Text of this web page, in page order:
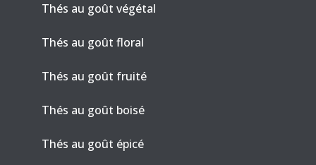
Thés au goût végétal
Thés au goût floral
Thés au goût fruité
Thés au goût boisé
Thés au goût épicé